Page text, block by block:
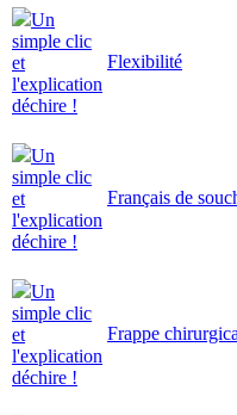
Un
simple clic
et
l'explication
déchire !
Flexibilité
Un
simple clic
et
l'explication
déchire !
Français de
Un
simple clic
et
l'explication
déchire !
Frappe